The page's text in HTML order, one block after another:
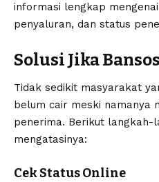
informasi lengkap
penyaluran, dan status
Solusi Jika
Tidak sedikit masyarakat
belum cair meski namanya
penerima. Berikut langkah-
mengatasinya:
Cek Status Online